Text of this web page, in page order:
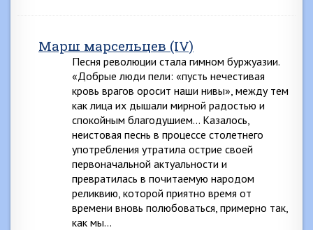
Марш марсельцев (IV)
Песня революции стала гимном буржуазии.
«Добрые люди пели: «пусть нечестивая
кровь врагов оросит наши нивы», между тем
как лица их дышали мирной радостью и
спокойным благодушием… Казалось,
неистовая песнь в процессе столетнего
употребления утратила острие своей
первоначальной актуальности и
превратилась в почитаемую народом
реликвию, которой приятно время от
времени вновь полюбоваться, примерно так,
как мы…